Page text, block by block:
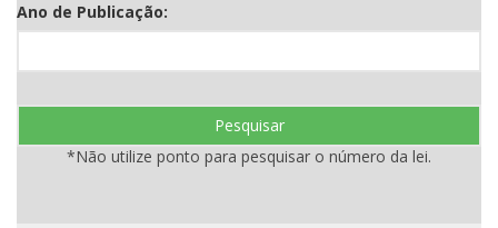
Ano de Publicação:
Pesquisar
*Não utilize ponto para pesquisar o número da lei.